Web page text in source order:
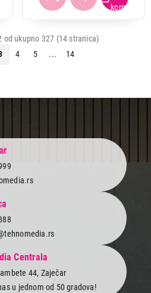
od ukupno 327 (14 stranica)
4 5 ... 14
Centrala
44, Zaječar
u jednom od 50 gradova!